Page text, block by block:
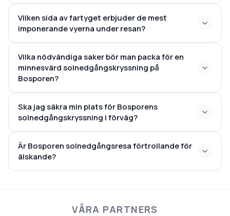
individer
Vilken sida av fartyget erbjuder de mest
imponerande vyerna under resan?
Vilka nödvändiga saker bör man packa för en
minnesvärd solnedgångskryssning på
Bosporen?
solglasögon och kläder som är bekväma
Ska jag säkra min plats för Bosporens
solnedgångskryssning i förväg?
Är Bosporen solnedgångsresa förtrollande för
älskande?
VÅRA PARTNERS